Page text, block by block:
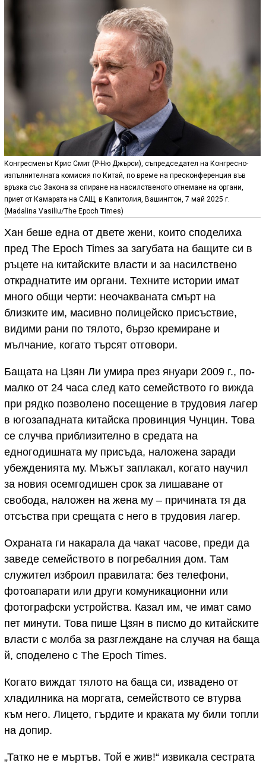
Конгресменът Крис Смит (Р-Ню Джърси), съпредседател на Конгресно-
изпълнителната комисия по Китай, по време на пресконференция във
връзка със Закона за спиране на насилственото отнемане на органи,
приет от Камарата на САЩ, в Капитолия, Вашингтон, 7 май 2025 г.
(Madalina Vasiliu/The Epoch Times)
Хан беше една от двете жени, които споделиха
пред The Epoch Times за загубата на бащите си в
ръцете на китайските власти и за насилствено
откраднатите им органи. Техните истории имат
много общи черти: неочакваната смърт на
близките им, масивно полицейско присъствие,
видими рани по тялото, бързо кремиране и
мълчание, когато търсят отговори.
Бащата на Цзян Ли умира през януари 2009 г., по-
малко от 24 часа след като семейството го вижда
при рядко позволено посещение в трудовия лагер
в югозападната китайска провинция Чунцин. Това
се случва приблизително в средата на
едногодишната му присъда, наложена заради
убежденията му. Мъжът заплакал, когато научил
за новия осемгодишен срок за лишаване от
свобода, наложен на жена му – причината тя да
отсъства при срещата с него в трудовия лагер.
Охраната ги накарала да чакат часове, преди да
заведе семейството в погребалния дом. Там
служител изброил правилата: без телефони,
фотоапарати или други комуникационни или
фотографски устройства. Казал им, че имат само
пет минути. Това пише Цзян в писмо до китайските
власти с молба за разглеждане на случая на баща
й, споделено с The Epoch Times.
Когато виждат тялото на баща си, извадено от
хладилника на моргата, семейството се втурва
към него. Лицето, гърдите и краката му били топли
на допир.
„Татко не е мъртъв. Той е жив!“ извикала сестрата